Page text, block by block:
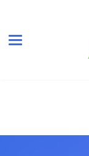
Toggle navigation